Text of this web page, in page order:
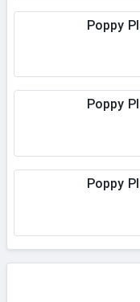
Poppy
Poppy
Poppy